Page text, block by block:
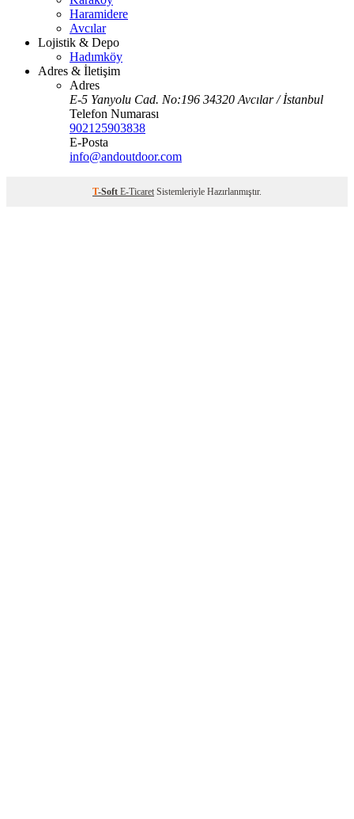
Haramidere
Avcılar
Lojistik & Depo
Hadımköy
Adres & İletişim
Adres
E-5 Yanyolu Cad. No:196 34320 Avcılar / İstanbul
Telefon Numarası
902125903838
E-Posta
info@andoutdoor.com
T-Soft E-Ticaret Sistemleriyle Hazırlanmıştır.